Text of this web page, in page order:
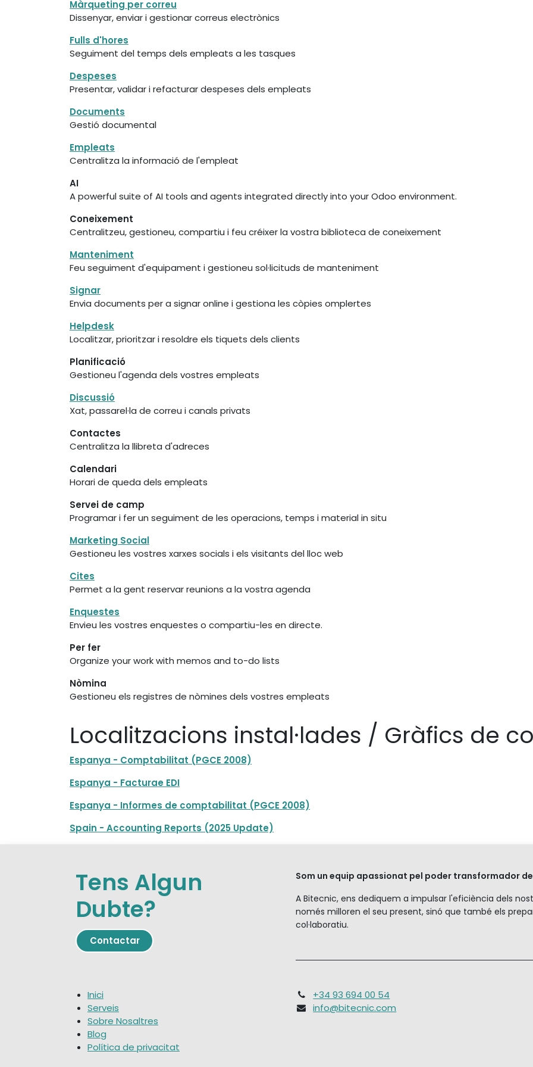
Màrqueting per correu
Dissenyar, enviar i gestionar correus electrònics
Fulls d'hores
Seguiment del temps dels empleats a les tasques
Despeses
Presentar, validar i refacturar despeses dels empleats
Documents
Gestió documental
Empleats
Centralitza la informació de l'empleat
AI
A powerful suite of AI tools and agents integrated directly into your Odoo environment.
Coneixement
Centralitzeu, gestioneu, compartiu i feu créixer la vostra biblioteca de coneixement
Manteniment
Feu seguiment d'equipament i gestioneu sol·licituds de manteniment
Signar
Envia documents per a signar online i gestiona les còpies omplertes
Helpdesk
Localitzar, prioritzar i resoldre els tiquets dels clients
Planificació
Gestioneu l'agenda dels vostres empleats
Discussió
Xat, passarel·la de correu i canals privats
Contactes
Centralitza la llibreta d'adreces
Calendari
Horari de queda dels empleats
Servei de camp
Programar i fer un seguiment de les operacions, temps i material in situ
Marketing Social
Gestioneu les vostres xarxes socials i els visitants del lloc web
Cites
Permet a la gent reservar reunions a la vostra agenda
Enquestes
Envieu les vostres enquestes o compartiu-les en directe.
Per fer
Organize your work with memos and to-do lists
Nòmina
Gestioneu els registres de nòmines dels vostres empleats
Localitzacions instal·lades / Gràfics de
Espanya - Comptabilitat (PGCE 2008)
Espanya - Facturae EDI
Espanya - Informes de comptabilitat (PGCE 2008)
Spain - Accounting Reports (2025 Update)
Tens Algun
Dubte?
Contactar
Som un equip apassionat pel poder transformador
A Bitecnic, ens dediquem a impulsar l'eficiència dels
només milloren el seu present, sinó que també els
col·laboratiu.
Inici
Serveis
Sobre Nosaltres
Blog
Política de privacitat
+34 93 694 00 54
info@bitecnic.com